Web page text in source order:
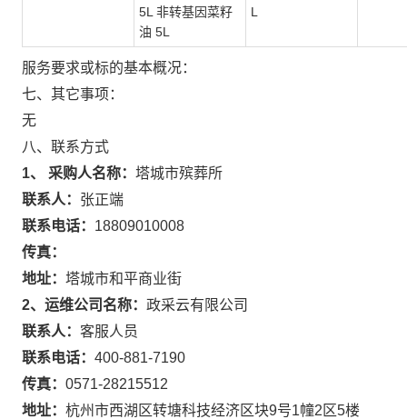
5L 非转基因菜籽
油 5L
L
服务要求或标的基本概况：
七、其它事项：
无
八、联系方式
1、 采购人名称： 塔城市殡葬所
联系人： 张正端
联系电话： 18809010008
传真：
地址： 塔城市和平商业街
2、运维公司名称： 政采云有限公司
联系人： 客服人员
联系电话： 400-881-7190
传真： 0571-28215512
地址： 杭州市西湖区转塘科技经济区块9号1幢2区5楼